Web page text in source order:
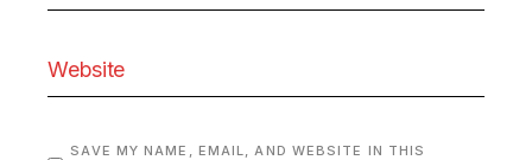
SAVE MY NAME, EMAIL, AND WEBSITE IN THIS